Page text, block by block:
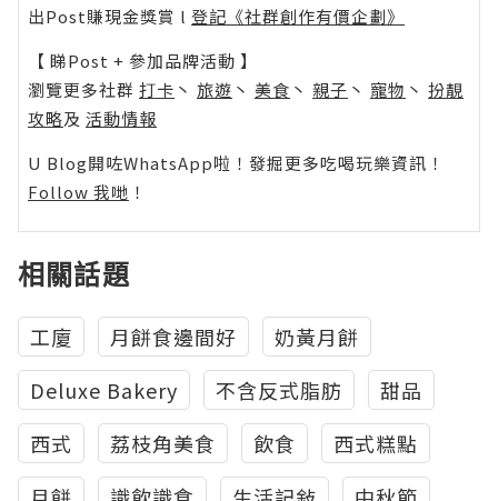
出Post賺現金獎賞 l 登記《社群創作有價企劃》
【 睇Post + 參加品牌活動 】
瀏覽更多社群 打卡 丶 旅遊 丶 美食 丶 親子 丶 寵物 丶 扮靚
攻略及 活動情報
U Blog開咗WhatsApp啦！發掘更多吃喝玩樂資訊！
Follow 我哋 ！
相關話題
工廈 月餅食邊間好
奶黃月餅
Deluxe Bakery
不含反式脂肪
甜品
西式
荔枝角美食 飲食
西式糕點